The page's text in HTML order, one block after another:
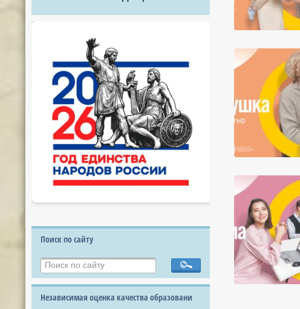
Поиск по сайту
Независимая оценка качества образовани